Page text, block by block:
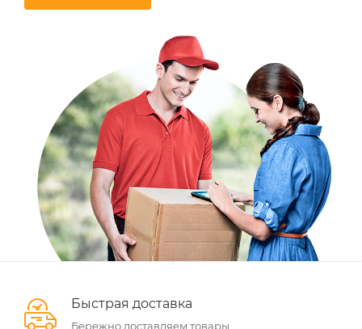
Быстрая доставка
Бережно доставляем товары